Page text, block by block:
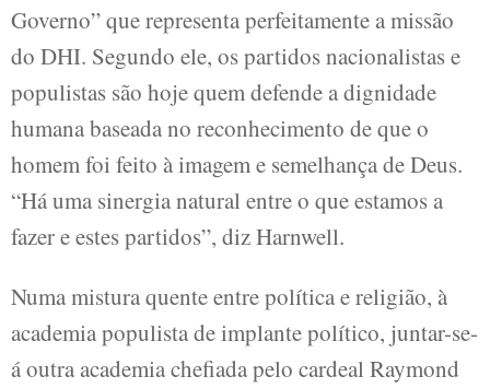
Governo” que representa perfeitamente a missão
do DHI. Segundo ele, os partidos nacionalistas e
populistas são hoje quem defende a dignidade
humana baseada no reconhecimento de que o
homem foi feito à imagem e semelhança de Deus.
“Há uma sinergia natural entre o que estamos a
fazer e estes partidos”, diz Harnwell.
Numa mistura quente entre política e religião, à
academia populista de implante político, juntar-se-
á outra academia chefiada pelo cardeal Raymond